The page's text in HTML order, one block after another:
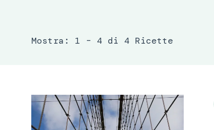
Mostra: 1 – 4 di 4 Ricette